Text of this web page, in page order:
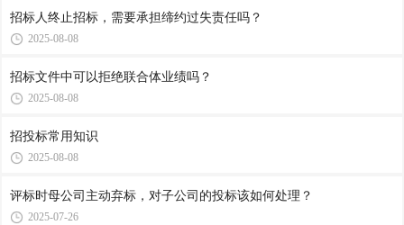
招标人终止招标，需要承担缔约过失责任吗？
2025-08-08
招标文件中可以拒绝联合体业绩吗？
2025-08-08
招投标常用知识
2025-08-08
评标时母公司主动弃标，对子公司的投标该如何处理？
2025-07-26